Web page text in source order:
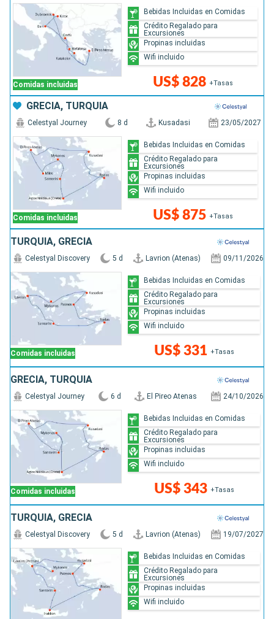
Comidas incluidas US$ 828 +Tasas
Bebidas Incluidas en Comidas
Crédito Regalado para
Excursiones
Propinas incluidas
Wifi incluido
GRECIA, TURQUÍA
Comidas incluidas
Celestyal Journey 8 d Kusadasi 23/05/2027
US$ 875 +Tasas
Bebidas Incluidas en Comidas
Crédito Regalado para
Excursiones
Propinas incluidas
Wifi incluido
TURQUÍA, GRECIA
Comidas incluidas
Celestyal Discovery 5 d Lavrion (Atenas) 09/11/2026
US$ 331 +Tasas
Bebidas Incluidas en Comidas
Crédito Regalado para
Excursiones
Propinas incluidas
Wifi incluido
GRECIA, TURQUÍA
Comidas incluidas
Celestyal Journey 6 d El Pireo Atenas 24/10/2026
US$ 343 +Tasas
Bebidas Incluidas en Comidas
Crédito Regalado para
Excursiones
Propinas incluidas
Wifi incluido
TURQUÍA, GRECIA
Celestyal Discovery 5 d Lavrion (Atenas) 19/07/2027
Bebidas Incluidas en Comidas
Crédito Regalado para
Excursiones
Propinas incluidas
Wifi incluido